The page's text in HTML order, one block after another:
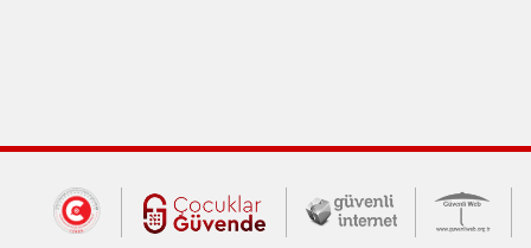
Dış Bağlantılar
Cumhurbaşkanlığı İletişim Merkezi
Çocuklar Güvende (yeni
Güvenli